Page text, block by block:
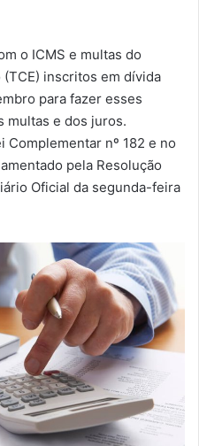
o ICMS e multas do
inscritos em dívida
para fazer esses
multas e dos juros.
Complementar nº 182 e no
pela Resolução
Oficial da segunda-feira